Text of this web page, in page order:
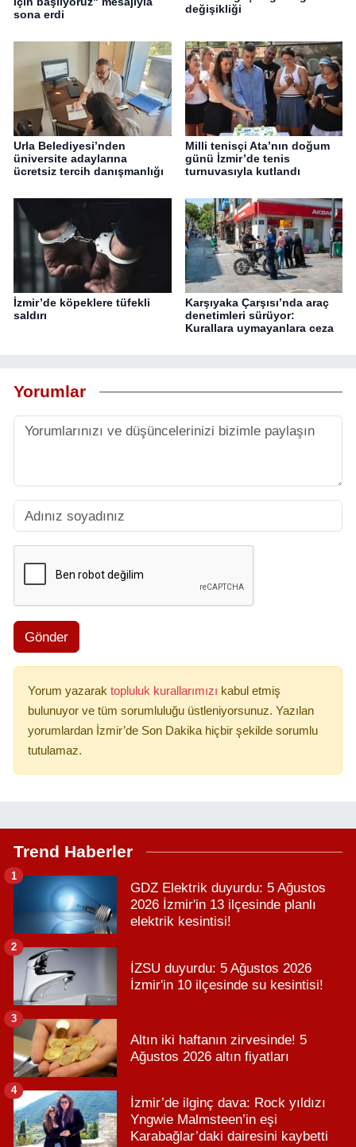
sona erdi
değişikliği
Urla Belediyesi’nden
üniversite adaylarına
ücretsiz tercih danışmanlığı
Milli tenisçi Ata’nın doğum
günü İzmir’de tenis
turnuvasıyla kutlandı
İzmir’de köpeklere tüfekli
saldırı
Karşıyaka Çarşısı’nda araç
denetimleri sürüyor:
Kurallara uymayanlara ceza
Yorumlar
Gönder
Yorum yazarak topluluk kurallarımızı kabul etmiş
bulunuyor ve tüm sorumluluğu üstleniyorsunuz. Yazılan
yorumlardan İzmir’de Son Dakika hiçbir şekilde sorumlu
tutulamaz.
Trend Haberler
GDZ Elektrik duyurdu: 5 Ağustos
2026 İzmir'in 13 ilçesinde planlı
elektrik kesintisi!
1
İZSU duyurdu: 5 Ağustos 2026
İzmir'in 10 ilçesinde su kesintisi!
2
Altın iki haftanın zirvesinde! 5
Ağustos 2026 altın fiyatları
3
İzmir’de ilginç dava: Rock yıldızı
Yngwie Malmsteen’in eşi
Karabağlar’daki dairesini kaybetti
4